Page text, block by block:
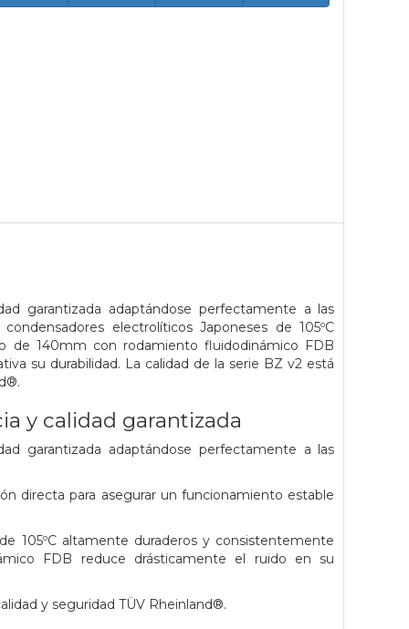
garantizada adaptándose perfectamente a las
electrolíticos Japoneses de 105ºC
de 140mm con rodamiento fluidodinámico FDB
su durabilidad. La calidad de la serie BZ v2 está
y calidad garantizada
garantizada adaptándose perfectamente a las
directa para asegurar un funcionamiento estable
105ºC altamente duraderos y consistentemente
FDB reduce drásticamente el ruido en su
y seguridad TÜV Rheinland®.